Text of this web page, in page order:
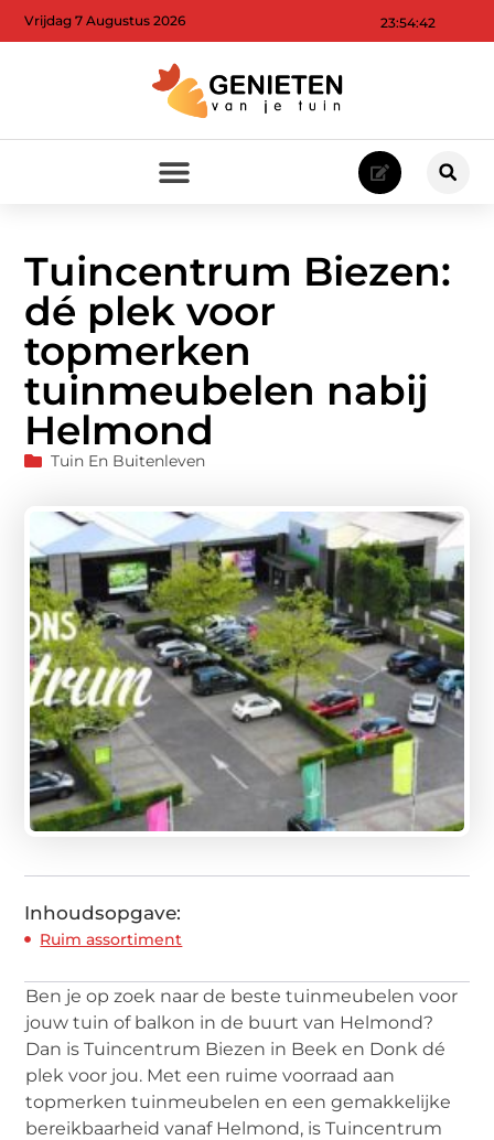
23:54:44
Vrijdag 7 Augustus 2026
Tuincentrum Biezen:
dé plek voor
topmerken
tuinmeubelen nabij
Helmond
Tuin En Buitenleven
Inhoudsopgave:
Ruim assortiment
Ben je op zoek naar de beste tuinmeubelen voor
jouw tuin of balkon in de buurt van Helmond?
Dan is Tuincentrum Biezen in Beek en Donk dé
plek voor jou. Met een ruime voorraad aan
topmerken tuinmeubelen en een gemakkelijke
bereikbaarheid vanaf Helmond, is Tuincentrum